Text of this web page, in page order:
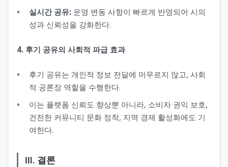
실시간 공유: 운영 변동 사항이 빠르게 반영되어 시의
성과 신뢰성을 강화한다.
4. 후기 공유의 사회적 파급 효과
후기 공유는 개인적 정보 전달에 머무르지 않고, 사회
적 공론장 역할을 수행한다.
이는 플랫폼 신뢰도 향상뿐 아니라, 소비자 권익 보호,
건전한 커뮤니티 문화 정착, 지역 경제 활성화에도 기
여한다.
Ⅲ. 결론